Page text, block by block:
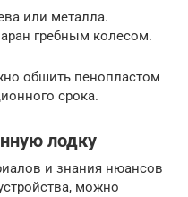
или металла.
гребным колесом.
обшить пенопластом
срока.
лодку
и знания нюансов
можно